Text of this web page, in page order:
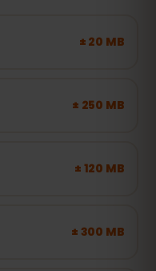
± 20 MB
± 250 MB
± 120 MB
± 300 MB